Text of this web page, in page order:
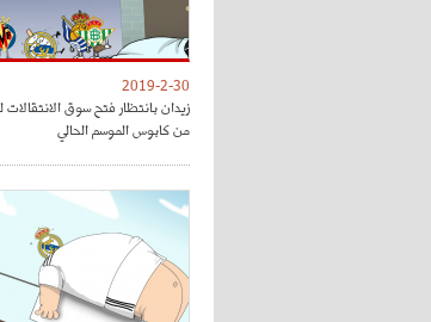
2019-2-30
زيدان بانتظار فتح سوق
من كابوس الموسم الحالي